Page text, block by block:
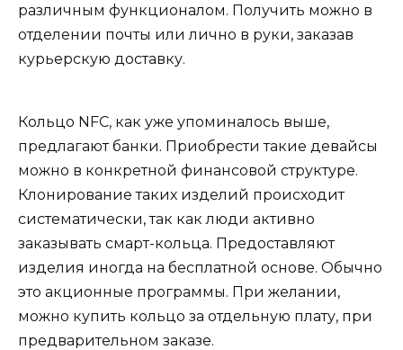
различным функционалом. Получить можно в
отделении почты или лично в руки, заказав
курьерскую доставку.
Кольцо NFC, как уже упоминалось выше,
предлагают банки. Приобрести такие девайсы
можно в конкретной финансовой структуре.
Клонирование таких изделий происходит
систематически, так как люди активно
заказывать смарт-кольца. Предоставляют
изделия иногда на бесплатной основе. Обычно
это акционные программы. При желании,
можно купить кольцо за отдельную плату, при
предварительном заказе.